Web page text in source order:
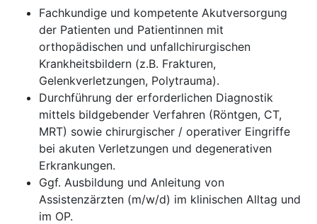
Fachkundige und kompetente Akutversorgung
der Patienten und Patientinnen mit
orthopädischen und unfallchirurgischen
Krankheitsbildern (z.B. Frakturen,
Gelenkverletzungen, Polytrauma).
Durchführung der erforderlichen Diagnostik
mittels bildgebender Verfahren (Röntgen, CT,
MRT) sowie chirurgischer / operativer Eingriffe
bei akuten Verletzungen und degenerativen
Erkrankungen.
Ggf. Ausbildung und Anleitung von
Assistenzärzten (m/w/d) im klinischen Alltag und
im OP.